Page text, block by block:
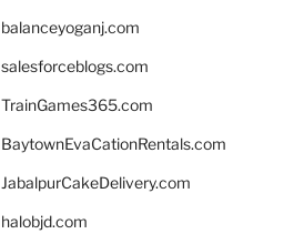
balanceyoganj.com
salesforceblogs.com
TrainGames365.com
BaytownEvaCationRentals.com
JabalpurCakeDelivery.com
halobjd.com